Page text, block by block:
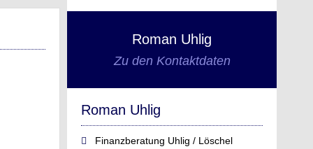
Roman Uhlig
Zu den Kontaktdaten
Roman Uhlig
Finanzberatung Uhlig / Löschel